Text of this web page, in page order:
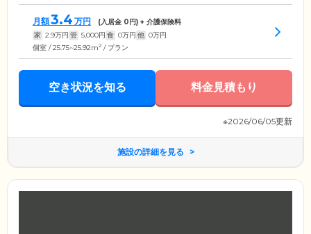
月額3.4 万円 (入居金 0円) + 介護保険料
家 2.9万円 管 5,000円 食 0万円 他 0万円
個室 / 25.75~25.92m2 / プラン
空き状況を知る 料金見積もり
※2026/06/05更新
施設の詳細を見る